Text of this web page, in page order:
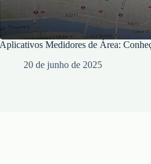
Aplicativos Medidores de Área:
20 de junho de 2025